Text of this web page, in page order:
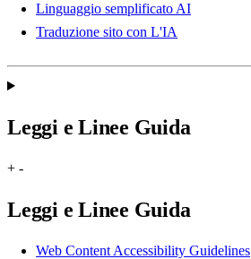
Linguaggio semplificato AI
Traduzione sito con L'IA
Leggi e Linee Guida
+ -
Leggi e Linee Guida
Web Content Accessibility Guidelines